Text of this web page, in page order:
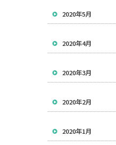
2020年5月
2020年4月
2020年3月
2020年2月
2020年1月